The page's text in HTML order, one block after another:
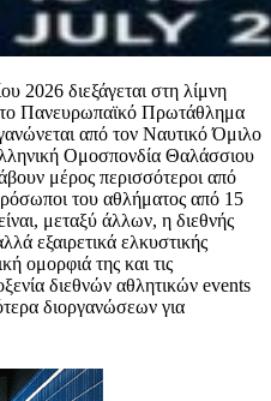
2026 διεξάγεται στη λίμνη
Πανευρωπαϊκό Πρωτάθλημα
από τον Ναυτικό Όμιλο
Ομοσπονδία Θαλάσσιου
μέρος περισσότεροι από
του αθλήματος από 15
μεταξύ άλλων, η διεθνής
εξαιρετικά ελκυστικής
ομορφιά της και τις
διεθνών αθλητικών events
διοργανώσεων για